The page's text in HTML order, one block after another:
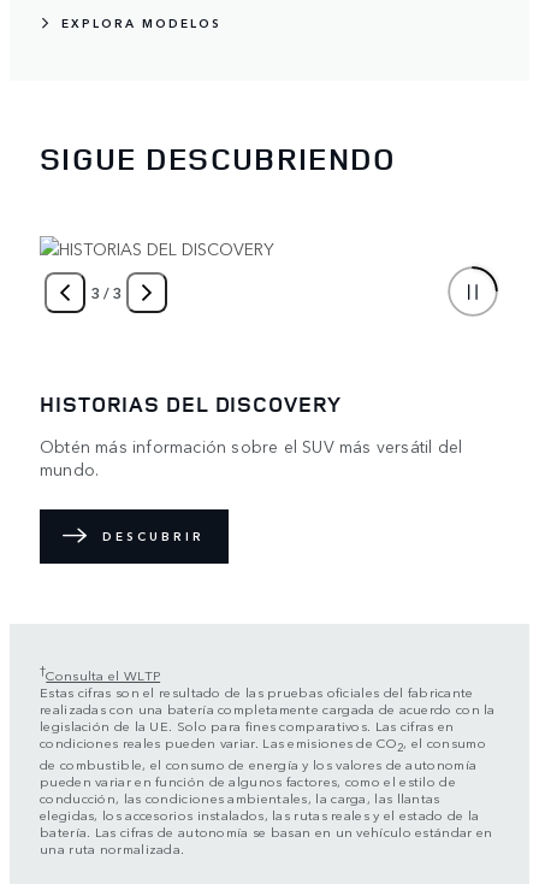
EXPLORA MODELOS
SIGUE DESCUBRIENDO
3 /3
HISTORIAS DEL DISCOVERY
Obtén más información sobre el SUV más versátil del
mundo.
DESCUBRIR
†Consulta el WLTP
Estas cifras son el resultado de las pruebas oficiales del fabricante
realizadas con una batería completamente cargada de acuerdo con la
legislación de la UE. Solo para fines comparativos. Las cifras en
condiciones reales pueden variar. Las emisiones de CO2, el consumo
de combustible, el consumo de energía y los valores de autonomía
pueden variar en función de algunos factores, como el estilo de
conducción, las condiciones ambientales, la carga, las llantas
elegidas, los accesorios instalados, las rutas reales y el estado de la
batería. Las cifras de autonomía se basan en un vehículo estándar en
una ruta normalizada.